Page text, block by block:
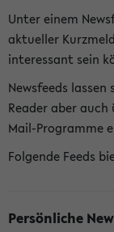
Unter einem
aktueller
interessant sein
Newsfeeds
Reader aber auch
Mail-Programme
Folgende Feeds
Persönliche